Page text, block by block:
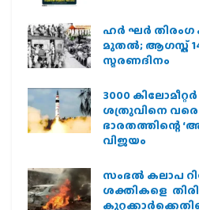
ഹര്‍ ഘര്‍ തിരംഗ
മുതല്‍; ആഗസ്ത്
സ്മരണദിനം
3000
ശത്രുവിനെ വരെ
ഭാരതത്തിന്റെ
വിജയം
സംഭൽ കലാപ
ശക്തികളെ